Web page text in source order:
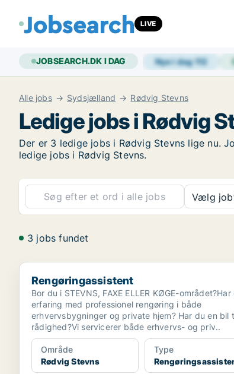
LIVE
JOBSEARCH.DK I DAG Nye i dag112
Alle jobs Sydsjælland Rødvig Stevns
Ledige jobs i Rødvig
Der er 3 ledige jobs i Rødvig Stevns lige nu.
ledige jobs i Rødvig Stevns.
Vælg
3 jobs fundet
Rengøringassistent
Rengøringassistent
Bor du i STEVNS, FAXE ELLER KØGE-området?Har
erfaring med professionel rengøring i både
erhvervsbygninger og private hjem? Har du en bil
rådighed?Vi servicerer både erhvervs- og priv..
Område
Rødvig Stevns
Type